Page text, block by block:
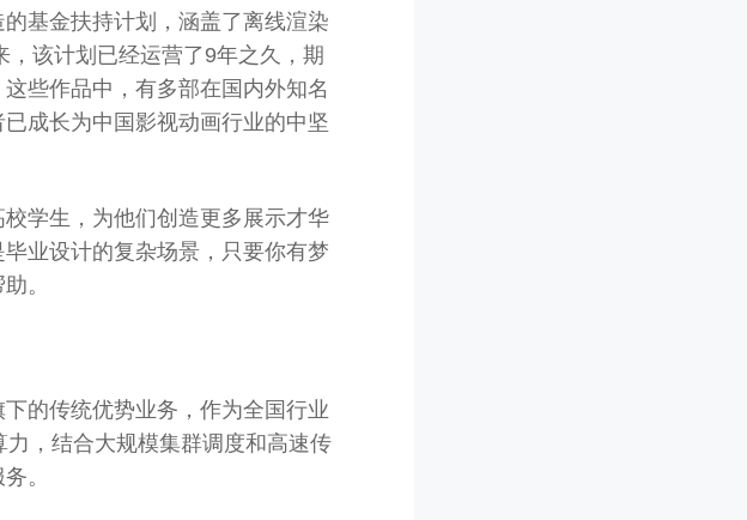
基金扶持计划，涵盖了离线渲染
该计划已经运营了9年之久，期
些作品中，有多部在国内外知名
成长为中国影视动画行业的中坚
学生，为他们创造更多展示才华
业设计的复杂场景，只要你有梦
。
的传统优势业务，作为全国行业
，结合大规模集群调度和高速传
。